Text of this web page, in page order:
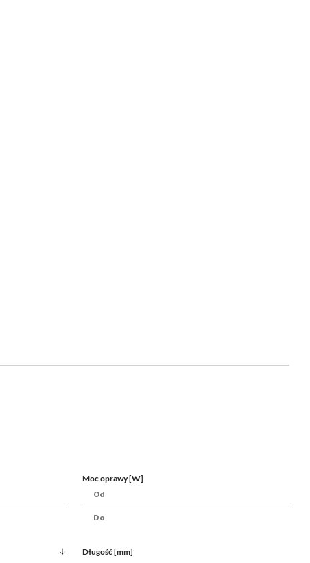
Moc oprawy [W]
Długość [mm]